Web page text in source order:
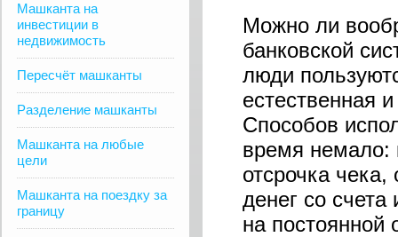
Машканта на
инвестиции в
недвижимость
Пересчёт машканты
Разделение машканты
Машканта на любые
цели
Машканта на поездку за
границу
Можно ли
банковской
люди
естественная
Способов
время немало:
отсрочка чека,
денег со счета
на постоянной